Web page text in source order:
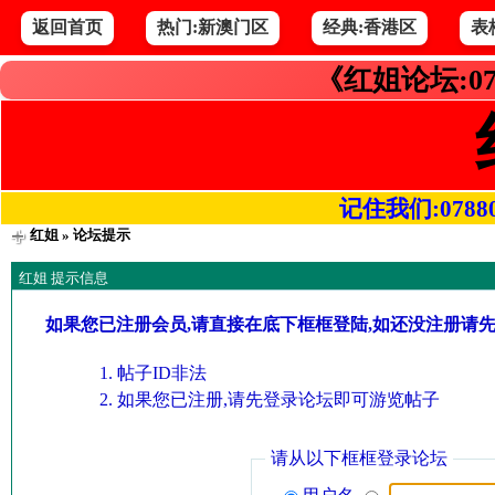
返回首页 热门:新澳门区 经典:香港区 表
《红姐论坛
记住我们
红姐» 论坛提示
红姐 提示信息
如果您已注册会员,请直接在底下框框登陆,如还没注册请
帖子ID非法
如果您已注册,请先登录论坛即可游览帖子
请从以下框框登录论坛